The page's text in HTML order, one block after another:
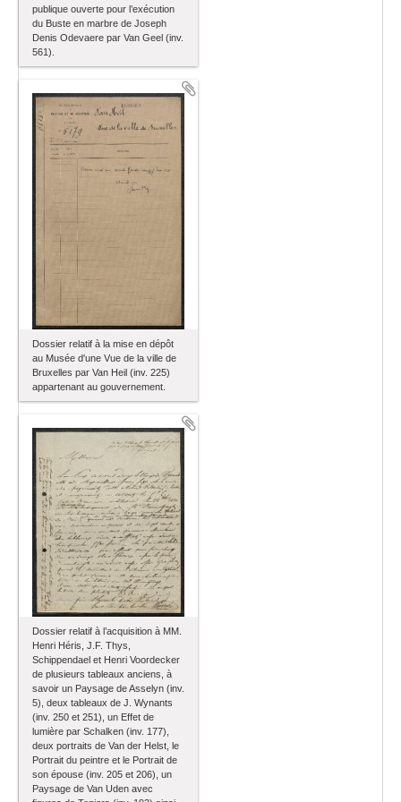
publique ouverte pour l’exécution
du Buste en marbre de Joseph
Denis Odevaere par Van Geel (inv.
561).
Dossier relatif à la mise en dépôt
au Musée d'une Vue de la ville de
Bruxelles par Van Heil (inv. 225)
appartenant au gouvernement.
Dossier relatif à l’acquisition à MM.
Henri Héris, J.F. Thys,
Schippendael et Henri Voordecker
de plusieurs tableaux anciens, à
savoir un Paysage de Asselyn (inv.
5), deux tableaux de J. Wynants
(inv. 250 et 251), un Effet de
lumière par Schalken (inv. 177),
deux portraits de Van der Helst, le
Portrait du peintre et le Portrait de
son épouse (inv. 205 et 206), un
Paysage de Van Uden avec